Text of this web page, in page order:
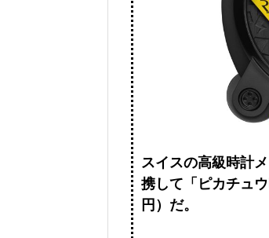
スイスの高級時計
携して「ピカチュ
円）だ。